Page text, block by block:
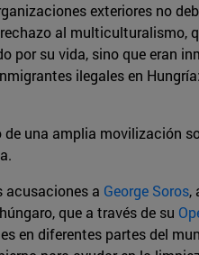
exteriores no
al multiculturalismo,
su vida, sino que eran
ilegales en
una amplia movilización
acusaciones a George Soros,
que a través de su
en diferentes partes del